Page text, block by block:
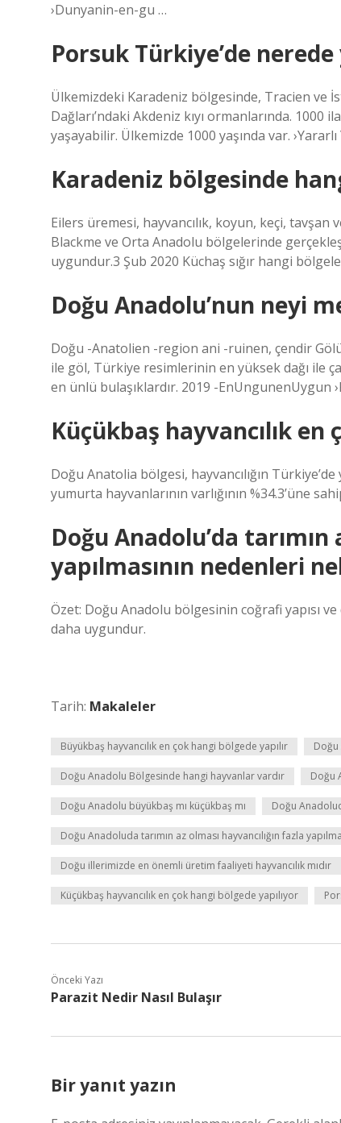
›Dunyanin-en-gu …
Porsuk Türkiye’de nerede
Ülkemizdeki Karadeniz bölgesinde, Tracien ve
Dağları’ndaki Akdeniz kıyı ormanlarında. 1000
yaşayabilir. Ülkemizde 1000 yaşında var.
Karadeniz bölgesinde
Eilers üremesi, hayvancılık, koyun, keçi, tavşan
Blackme ve Orta Anadolu bölgelerinde
uygundur.3 Şub 2020 Küchaş sığır hangi
Doğu Anadolu’nun neyi
Doğu -Anatolien -region ani -ruinen, çendir
ile göl, Türkiye resimlerinin en yüksek dağı ile
en ünlü bulaşıklardır. 2019 -EnUngunenUygun
Küçükbaş hayvancılık en
Doğu Anatolia bölgesi, hayvancılığın
yumurta hayvanlarının varlığının %34.3’üne
Doğu Anadolu’da tarımın
yapılmasının nedenleri
Özet: Doğu Anadolu bölgesinin coğrafi yapısı ve
daha uygundur.
Tarih: Makaleler
Büyükbaş hayvancılık en çok hangi bölgede yapılır
Doğu Anadolu Bölgesinde hangi hayvanlar vardır Doğu
Doğu Anadolu büyükbaş mı küçükbaş mı Doğu
Doğu Anadoluda tarımın az olması hayvancılığın fazla
Doğu illerimizde en önemli üretim faaliyeti hayvancılık mıdır
Küçükbaş hayvancılık en çok hangi bölgede yapılıyor
Önceki Yazı
Parazit Nedir Nasıl Bulaşır
Bir yanıt yazın